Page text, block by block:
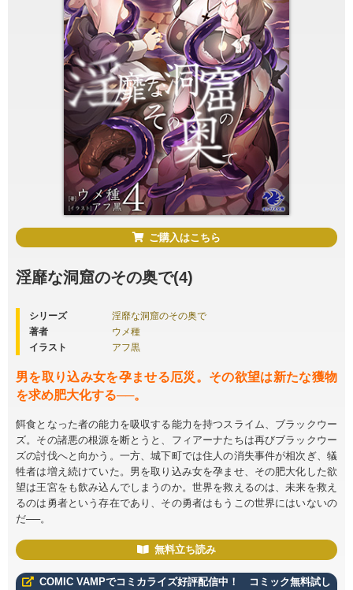
ご購入はこちら
淫靡な洞窟のその奥で(4)
シリーズ
淫靡な洞窟のその奥で
著者
ウメ種
イラスト
アフ黒
男を取り込み女を孕ませる厄災。その欲望は新たな獲物
を求め肥大化する──。
餌食となった者の能力を吸収する能力を持つスライム、ブラックウー
ズ。その諸悪の根源を断とうと、フィアーナたちは再びブラックウー
ズの討伐へと向かう。一方、城下町では住人の消失事件が相次ぎ、犠
牲者は増え続けていた。男を取り込み女を孕ませ、その肥大化した欲
望は王宮をも飲み込んでしまうのか。世界を救えるのは、未来を救え
るのは勇者という存在であり、その勇者はもうこの世界にはいないの
だ──。
無料立ち読み
COMIC VAMPでコミカライズ好評配信中！ コミック無料試し